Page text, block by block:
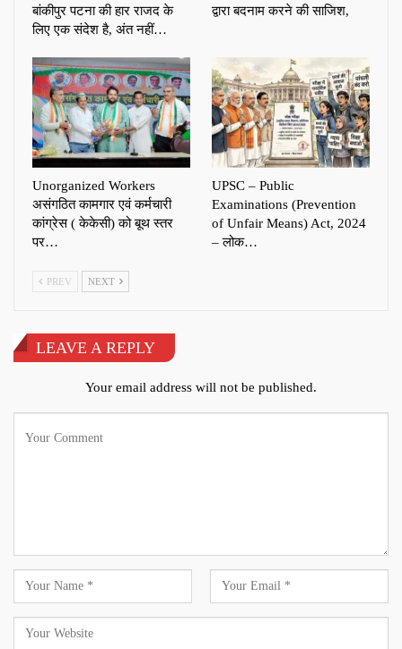
बांकीपुर पटना की हार राजद के
लिए एक संदेश है, अंत नहीं…
द्वारा बदनाम करने की साजिश,
Unorganized Workers
असंगठित कामगार एवं कर्मचारी
कांग्रेस ( केकेसी) को बूथ स्तर
पर…
UPSC – Public
Examinations (Prevention
of Unfair Means) Act, 2024
– लोक…
PREV NEXT
LEAVE A REPLY
Your email address will not be published.